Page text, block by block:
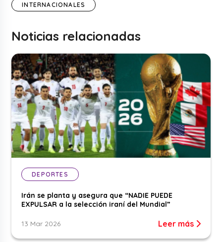
INTERNACIONALES
Noticias relacionadas
DEPORTES
Irán se planta y asegura que “NADIE PUEDE
EXPULSAR a la selección iraní del Mundial”
13 Mar 2026 Leer más